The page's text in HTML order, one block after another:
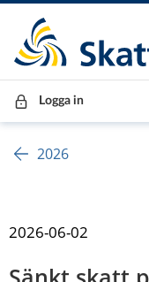
Till innehåll
Till navigationen
Till chattrobot
Logga in
2026
2026-06-02